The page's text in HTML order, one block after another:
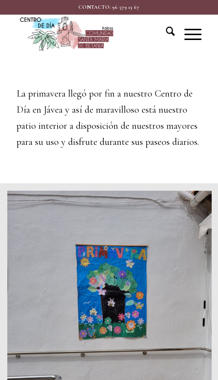
CONTACTO: 96 579 13 67
La primavera llegó por fin a nuestro Centro de
Día en Jávea y así de maravilloso está nuestro
patio interior a disposición de nuestros mayores
para su uso y disfrute durante sus paseos diarios.